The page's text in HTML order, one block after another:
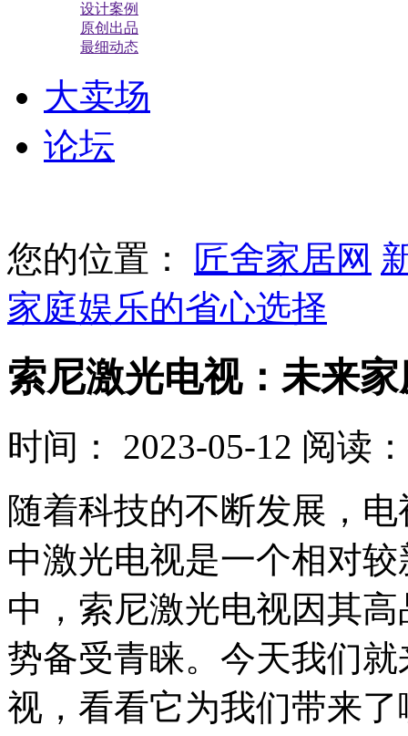
设计案例
原创出品
最细动态
大卖场
论坛
您的位置： 匠舍家居网
家庭娱乐的省心选择
索尼激光电视：未来
时间： 2023-05-12 阅读
随着科技的不断发展，
中激光电视是一个相对
中，索尼激光电视因其
势备受青睐。今天我们
视，看看它为我们带来